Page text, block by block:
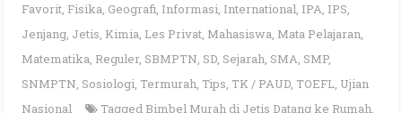
Favorit, Fisika, Geografi, Informasi, International, IPA, IPS,
Jenjang, Jetis, Kimia, Les Privat, Mahasiswa, Mata Pelajaran,
Matematika, Reguler, SBMPTN, SD, Sejarah, SMA, SMP,
SNMPTN, Sosiologi, Termurah, Tips, TK / PAUD, TOEFL, Ujian
Nasional
Tagged Bimbel Murah di Jetis Datang ke Rumah,